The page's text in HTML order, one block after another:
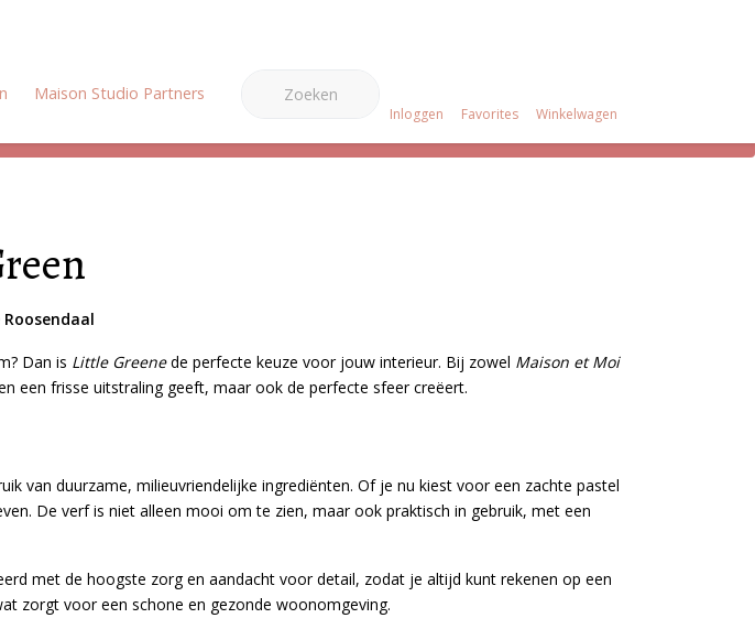
Maison Studio Partners Onze Merken
Inloggen Favorites Winkelwagen
Dan is Little Greenede perfecte keuze voor jouw interieur. Bij zowel Maison et Moi
een frisse uitstraling geeft, maar ook de perfecte sfeer creëert.
van duurzame, milieuvriendelijke ingrediënten. Of je nu kiest voor een zachte pastel
De verf is niet alleen mooi om te zien, maar ook praktisch in gebruik, met een
met de hoogste zorg en aandacht voor detail, zodat je altijd kunt rekenen op een
zorgt voor een schone en gezonde woonomgeving.